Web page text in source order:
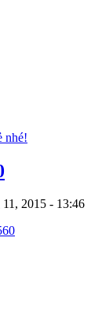
nhé!
2015 - 13:46